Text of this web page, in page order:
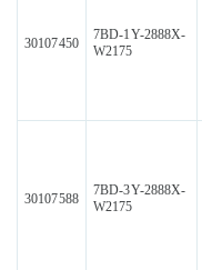
30107450
7BD-1Y-2888X-
W2175
30107588
7BD-3Y-2888X-
W2175